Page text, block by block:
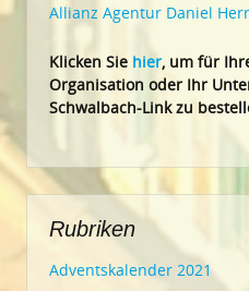
Allianz Agentur Daniel
Klicken Sie hier, um für
Organisation oder Ihr Un
Schwalbach-Link zu
Rubriken
Adventskalender 2021